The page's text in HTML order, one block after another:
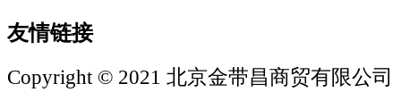
友情链接
Copyright © 2021 北京金带昌商贸有限公司